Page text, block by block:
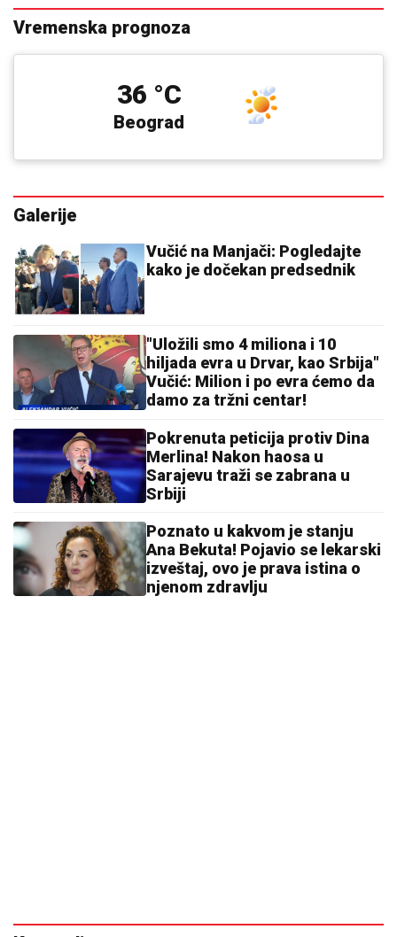
Vremenska prognoza
Beograd
36 °C
Galerije
Vučić na Manjači: Pogledajte
kako je dočekan predsednik
"Uložili smo 4 miliona i 10
hiljada evra u Drvar, kao Srbija"
Vučić: Milion i po evra ćemo da
damo za tržni centar!
Pokrenuta peticija protiv Dina
Merlina! Nakon haosa u
Sarajevu traži se zabrana u
Srbiji
Poznato u kakvom je stanju
Ana Bekuta! Pojavio se lekarski
izveštaj, ovo je prava istina o
njenom zdravlju